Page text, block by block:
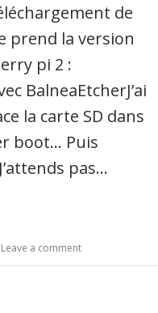
de
prend la version
pi 2 :
BalneaEtcherJ’ai
la carte SD dans
boot… Puis
pas…
Leave a comment